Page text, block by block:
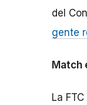
del
gente
Match
La